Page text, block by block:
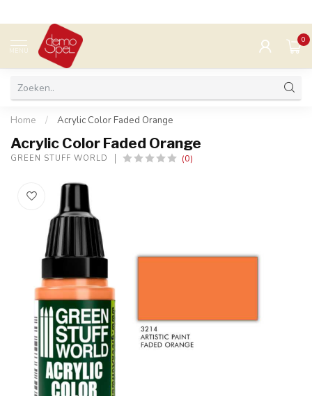
MENU
0
Home / Acrylic Color Faded Orange
Acrylic Color Faded Orange
GREEN STUFF WORLD (0)